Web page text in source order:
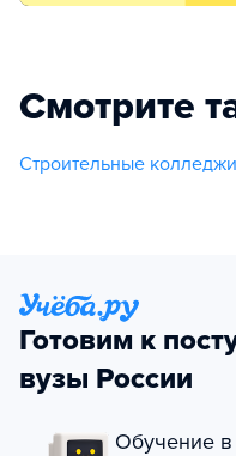
Смотрите
Строительные
Готовим к
вузы России
Обучение